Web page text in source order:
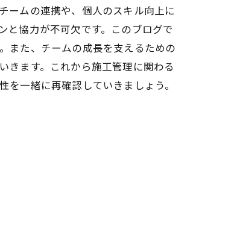
ームの連携や、個人のスキル向上に
と協力が不可欠です。このブログで
また、チームの成長を支えるための
きます。これから施工管理に関わる
一緒に再確認していきましょう。